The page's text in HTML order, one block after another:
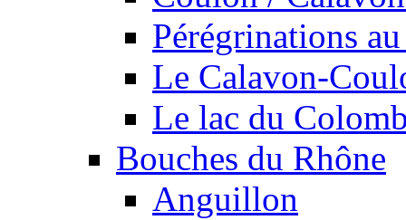
Pérégrinations
Le Calavon-
Le lac du
Bouches du Rhône
Anguillon